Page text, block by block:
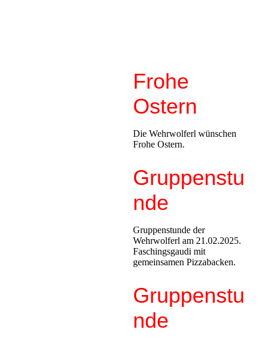
Frohe
Ostern
Die Wehrwolferl wünschen
Frohe Ostern.
Gruppenstu
nde
Gruppenstunde der
Wehrwolferl am 21.02.2025.
Faschingsgaudi mit
gemeinsamen Pizzabacken.
Gruppenstu
nde